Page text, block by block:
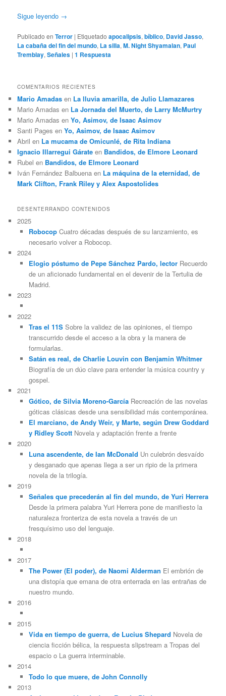
Sigue leyendo →
Publicado en Terror | Etiquetado apocalipsis,bíblico, David Jasso,
La cabaña del fin del mundo, La silla,M. Night Shyamalan, Paul
Tremblay,Señales |1 Respuesta
COMENTARIOS RECIENTES
Mario Amadas en La lluvia amarilla, de Julio Llamazares
Mario Amadas en La Jornada del Muerto, de Larry McMurtry
Mario Amadas enYo, Asimov, de Isaac Asimov
Santi Pages enYo, Asimov, de Isaac Asimov
Abril en La mucama de Omicunlé, de Rita Indiana
Ignacio Illarregui Gárate en Bandidos, de Elmore Leonard
Rubel en Bandidos, de Elmore Leonard
Iván Fernández Balbuena en La máquina de la eternidad, de
Mark Clifton, Frank Riley y Alex Aspostolides
DESENTERRANDO CONTENIDOS
2025
RobocopCuatro décadas después de su lanzamiento, es
necesario volver a Robocop.
2024
Elogio póstumo de Pepe Sánchez Pardo, lectorRecuerdo
de un aficionado fundamental en el devenir de la Tertulia de
Madrid.
2023
2022
Tras el 11SSobre la validez de las opiniones, el tiempo
transcurrido desde el acceso a la obra y la manera de
formularlas.
Satán es real, de Charlie Louvin con Benjamin Whitmer
Biografía de un dúo clave para entender la música country y
gospel.
2021
Gótico, de Silvia Moreno-GarcíaRecreación de las novelas
góticas clásicas desde una sensibilidad más contemporánea.
El marciano, de Andy Weir, y Marte, según Drew Goddard
y Ridley ScottNovela y adaptación frente a frente
2020
Luna ascendente, de Ian McDonald Un culebrón desvaído
y desganado que apenas llega a ser un ripio de la primera
novela de la trilogía.
2019
Señales que precederán al fin del mundo, de Yuri Herrera
Desde la primera palabra Yuri Herrera pone de manifiesto la
naturaleza fronteriza de esta novela a través de un
fresquísimo uso del lenguaje.
2018
2017
The Power (El poder), de Naomi Alderman El embrión de
una distopía que emana de otra enterrada en las entrañas de
nuestro mundo.
2016
2015
Vida en tiempo de guerra, de Lucius Shepard Novela de
ciencia ficción bélica, la respuesta slipstream a Tropas del
espacio o La guerra interminable.
2014
Todo lo que muere, de John Connolly
2013